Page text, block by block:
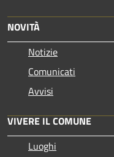
NOVITÀ
Notizie
Comunicati
Avvisi
VIVERE IL COMUNE
Luoghi